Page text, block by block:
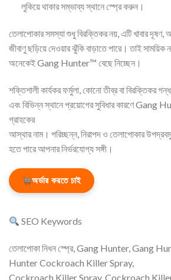
লুকিয়ে থাকার সম্ভাব্য স্থানে স্প্রে করুন।
তেলাপোকার সমস্যা শুধু বিরক্তিকর নয়, এটি খাবার দূষণ,
জীবাণু ছড়িয়ে দেওয়ার ঝুঁকি বাড়াতে পারে। তাই সাময়িক
অনেকেই Gang Hunter™ বেছে নিচ্ছেন।
শক্তিশালী কার্যকর ফর্মুলা, কোনো তীব্র বা বিরক্তিকর
এবং বিভিন্ন স্থানে প্রয়োগের সুবিধার কারণে
গ্রাহকের
আস্থার নাম। পরিচ্ছন্ন, নিরাপদ ও তেলাপোকার
হতে পারে আপনার নির্ভরযোগ্য সঙ্গী।
অর্ডার করতে চাই
SEO Keywords
তেলাপোকা নিধন স্প্রে, Gang Hunter, Gang
Hunter Cockroach Killer Spray,
Cockroach Killer Spray, Cockroach